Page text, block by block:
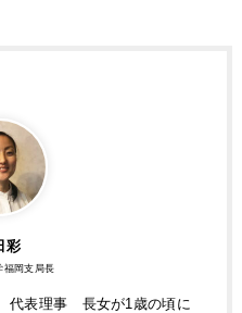
彩
福岡支局長
代表理事 長女が1歳の頃に